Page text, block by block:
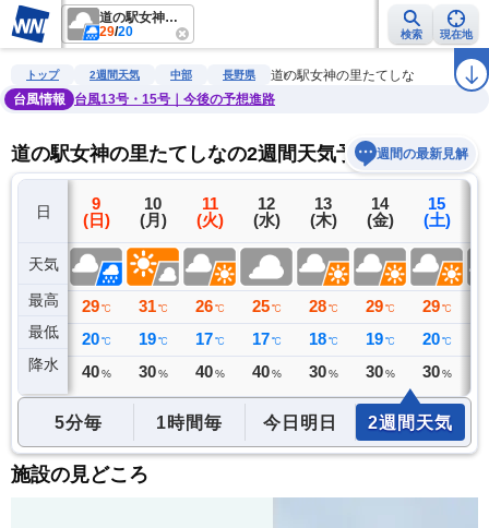
道の駅女神の里たてしな
29/20 検索 現在地
雨雲レーダー 台風情報 地震情報 警報・注意報 2週間天気 ラ
トップ 2週間天気 中部 長野県
道の駅女神の里たてしな
台風情報
台風13号・15号｜今後の予想進路
道の駅女神の里たてしなの2週間天気予報週間の最新見解
日
天気
最高
最低
降水
8
(土)
33 ℃
21 ℃
13ミリ
9
(日)
29 ℃
20 ℃
40 %
10
(月)
31 ℃
19 ℃
30 %
11
(火)
26 ℃
17 ℃
40 %
12
(水)
25 ℃
17 ℃
40 %
13
(木)
28 ℃
18 ℃
30 %
14
(金)
29 ℃
19 ℃
30 %
15
(土)
29 ℃
20 ℃
30 %
5分毎 1時間毎 今日明日 2週間天気
施設の見どころ